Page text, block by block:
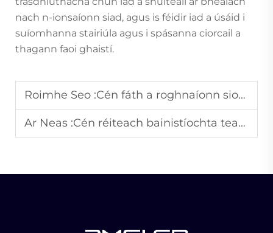
nach n-ionsaíonn siad, agus is féidir iad a úsáid i
suíomhanna stairiúla agus i spásanna ciorcail a
thagann faoi ghaistí.
Roimhe Seo :Cén fáth a roghnaíonn siopaí fraincis córas taispeántais fógraíochta aonair?
Ar Neas :Cén réiteach bainistíochta teasa a úsáidtear i mbordanna taispeána LED ardchumhachta?